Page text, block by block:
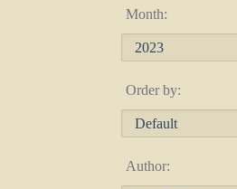
Month:
Order by:
Author: